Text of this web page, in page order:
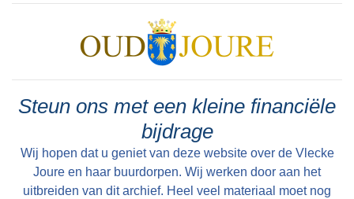
Steun ons met een kleine financiële
bijdrage
Wij hopen dat u geniet van deze website over de Vlecke
Joure en haar buurdorpen. Wij werken door aan het
uitbreiden van dit archief. Heel veel materiaal moet nog